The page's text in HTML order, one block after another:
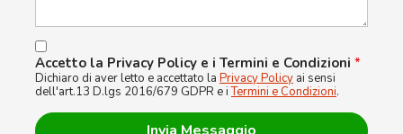
Accetto la Privacy Policy e i Termini e Condizioni *
Dichiaro di aver letto e accettato la Privacy Policy ai sensi
dell'art.13 D.lgs 2016/679 GDPR e iTermini e Condizioni.